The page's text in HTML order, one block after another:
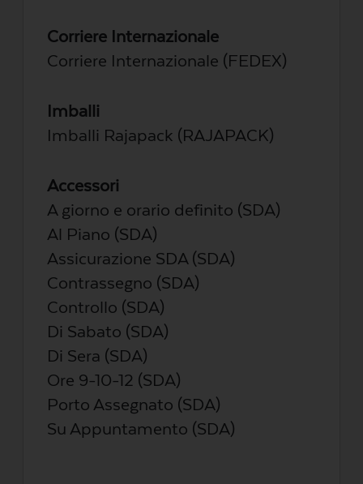
Corriere Internazionale
Corriere Internazionale (FEDEX)
Imballi
Imballi Rajapack (RAJAPACK)
Accessori
A giorno e orario definito (SDA)
Al Piano (SDA)
Assicurazione SDA (SDA)
Contrassegno (SDA)
Controllo (SDA)
Di Sabato (SDA)
Di Sera (SDA)
Ore 9-10-12 (SDA)
Porto Assegnato (SDA)
Su Appuntamento (SDA)